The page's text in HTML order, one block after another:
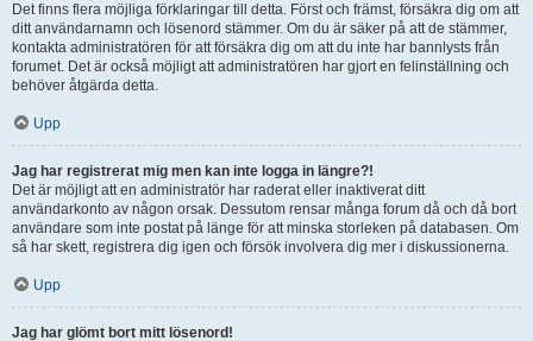
Det finns flera möjliga förklaringar till detta. Först och främst, försäkra dig om att
ditt användarnamn och lösenord stämmer. Om du är säker på att de stämmer,
kontakta administratören för att försäkra dig om att du inte har bannlysts från
forumet. Det är också möjligt att administratören har gjort en felinställning och
behöver åtgärda detta.
Upp
Jag har registrerat mig men kan inte logga in längre?!
Det är möjligt att en administratör har raderat eller inaktiverat ditt
användarkonto av någon orsak. Dessutom rensar många forum då och då bort
användare som inte postat på länge för att minska storleken på databasen. Om
så har skett, registrera dig igen och försök involvera dig mer i diskussionerna.
Upp
Jag har glömt bort mitt lösenord!